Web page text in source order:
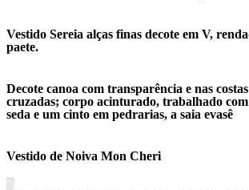
Vestido Sereia alças finas decote em V,
paete.
Decote canoa com transparência e nas
cruzadas; corpo acinturado, trabalhado
seda e um cinto em pedrarias, a saia evasê
Vestido de Noiva Mon Cheri